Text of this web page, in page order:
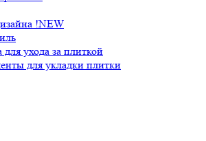
!NEW
для ухода за плиткой
для укладки плитки